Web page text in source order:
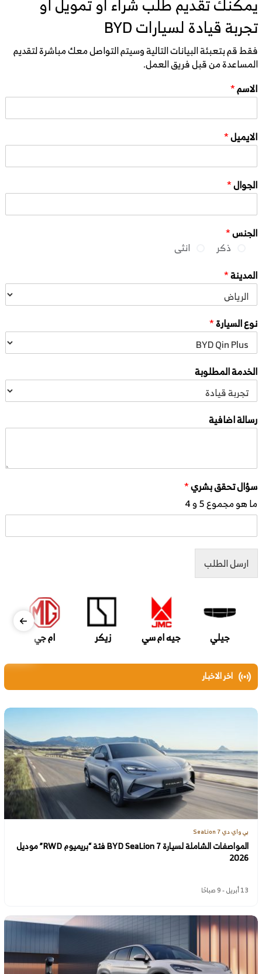
تجربة قيادة لسيارات BYD
فقط قم بتعبئة البيانات التالية وسيتم التواصل معك مباشرة لتقديم
المساعدة من قبل فريق العمل.
الاسم*
الايميل*
الجوال*
الجنس*
ذكر
انثى
المدينة*
نوع السيارة*
الخدمة المطلوبة
رسالة اضافية
سؤال تحقق بشري*
ما هو مجموع 5 و 4
ارسل الطلب
جيلي جيه ام سي زيكر ام جي
اخر الاخبار
بي واي دي SeaLion 7
المواصفات الشاملة لسيارة BYD SeaLion 7 فئة “بريميوم RWD” موديل
2026
13 أبريل - 9 صباحًا